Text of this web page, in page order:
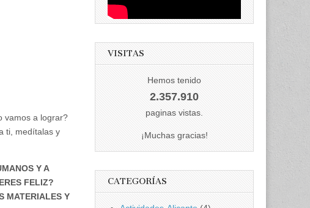
vamos a lograr?
ti, medítalas y
Y A
FELIZ?
MATERIALES Y
VISITAS
Hemos tenido
2.357.910
paginas vistas.
¡Muchas gracias!
CATEGORÍAS